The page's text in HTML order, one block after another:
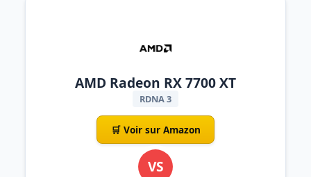
AMD Radeon RX 7700 XT
RDNA 3
🛒 Voir sur Amazon
VS